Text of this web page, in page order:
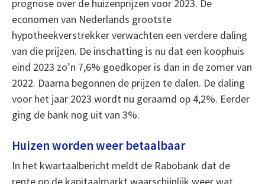
prognose over de huizenprijzen voor 2023. De
economen van Nederlands grootste
hypotheekverstrekker verwachten een verdere daling
van die prijzen. De inschatting is nu dat een koophuis
eind 2023 zo’n 7,6% goedkoper is dan in de zomer van
2022. Daarna begonnen de prijzen te dalen. De daling
voor het jaar 2023 wordt nu geraamd op 4,2%. Eerder
ging de bank nog uit van 3%.
Huizen worden weer betaalbaar
In het kwartaalbericht meldt de Rabobank dat de